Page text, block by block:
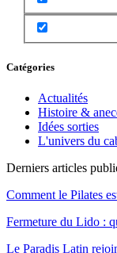
Catégories
Actualités
Histoire &
Idées sorties
L'univers du
Derniers articles
Comment le Pilates
Fermeture du Lido :
Le Paradis Latin